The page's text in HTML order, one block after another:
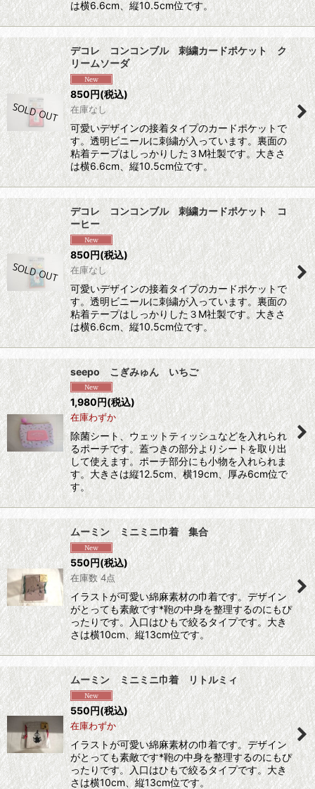
は横6.6cm、縦10.5cm位です。
デコレ コンコンブル 刺繍カードポケット ク
リームソーダ
850円(税込)
在庫なし
可愛いデザインの接着タイプのカードポケットで
す。透明ビニールに刺繍が入っています。裏面の
粘着テープはしっかりした３M社製です。大きさ
は横6.6cm、縦10.5cm位です。
デコレ コンコンブル 刺繍カードポケット コ
ーヒー
850円(税込)
在庫なし
可愛いデザインの接着タイプのカードポケットで
す。透明ビニールに刺繍が入っています。裏面の
粘着テープはしっかりした３M社製です。大きさ
は横6.6cm、縦10.5cm位です。
seepo こぎみゅん いちご
1,980円(税込)
在庫わずか
除菌シート、ウェットティッシュなどを入れられ
るポーチです。蓋つきの部分よりシートを取り出
して使えます。ポーチ部分にも小物を入れられま
す。大きさは縦12.5cm、横19cm、厚み6cm位で
す。
ムーミン ミニミニ巾着 集合
550円(税込)
在庫数 4点
イラストが可愛い綿麻素材の巾着です。デザイン
がとっても素敵です*鞄の中身を整理するのにもぴ
ったりです。入口はひもで絞るタイプです。大き
さは横10cm、縦13cm位です。
ムーミン ミニミニ巾着 リトルミィ
550円(税込)
在庫わずか
イラストが可愛い綿麻素材の巾着です。デザイン
がとっても素敵です*鞄の中身を整理するのにもぴ
ったりです。入口はひもで絞るタイプです。大き
さは横10cm、縦13cm位です。